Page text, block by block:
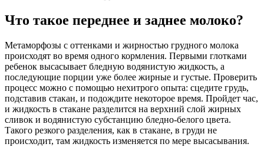
Что такое переднее и заднее молоко?
Метаморфозы с оттенками и жирностью грудного молока
происходят во время одного кормления. Первыми глотками
ребенок высасывает бледную водянистую жидкость, а
последующие порции уже более жирные и густые. Проверить
процесс можно с помощью нехитрого опыта: сцедите грудь,
подставив стакан, и подождите некоторое время. Пройдет час,
и жидкость в стакане разделится на верхний слой жирных
сливок и водянистую субстанцию бледно-белого цвета.
Такого резкого разделения, как в стакане, в груди не
происходит, там жидкость изменяется по мере высасывания.